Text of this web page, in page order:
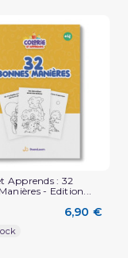
Apprends : 32
- Edition...
6,90 €